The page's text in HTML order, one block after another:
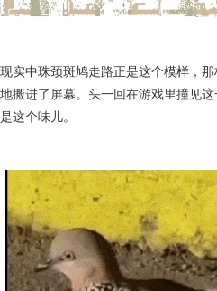
现实中珠颈斑鸠走路正是这个模样，
地搬进了屏幕。头一回在游戏里撞见
是这个味儿。